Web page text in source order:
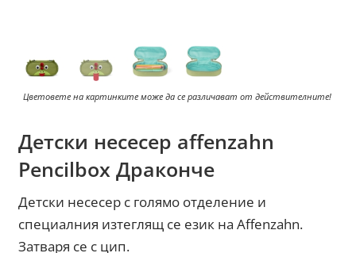
Цветовете на картинките може да се различават от действителните!
Детски несесер affenzahn
Pencilbox Драконче
Детски несесер с голямо отделение и
специалния изтеглящ се език на Affenzahn.
Затваря се с цип.